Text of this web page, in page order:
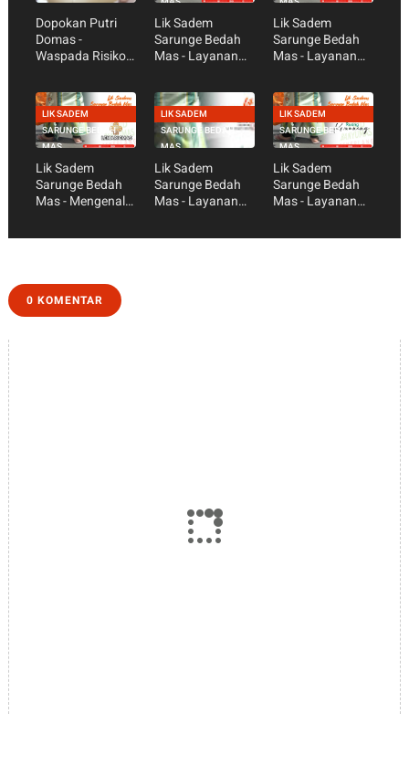
Dopokan Putri
Domas -
Waspada Risiko
Lik Sadem
Sarunge Bedah
Mas - Layanan
Lik Sadem
Sarunge Bedah
Mas - Layanan
LIK SADEM
SARUNGE BEDAH
MAS
Lik Sadem
Sarunge Bedah
Mas - Mengenal
LIK SADEM
SARUNGE BEDAH
MAS
Lik Sadem
Sarunge Bedah
Mas - Layanan
LIK SADEM
SARUNGE BEDAH
MAS
Lik Sadem
Sarunge Bedah
Mas - Layanan
0 KOMENTAR